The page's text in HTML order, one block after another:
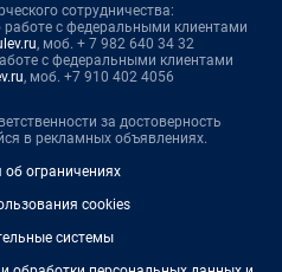
сотрудничества:
с федеральными клиентами
, моб. + 7 982 640 34 32
с федеральными клиентами
, моб. +7 910 402 4056
за достоверность
в рекламных объявлениях.
ограничениях
cookies
системы